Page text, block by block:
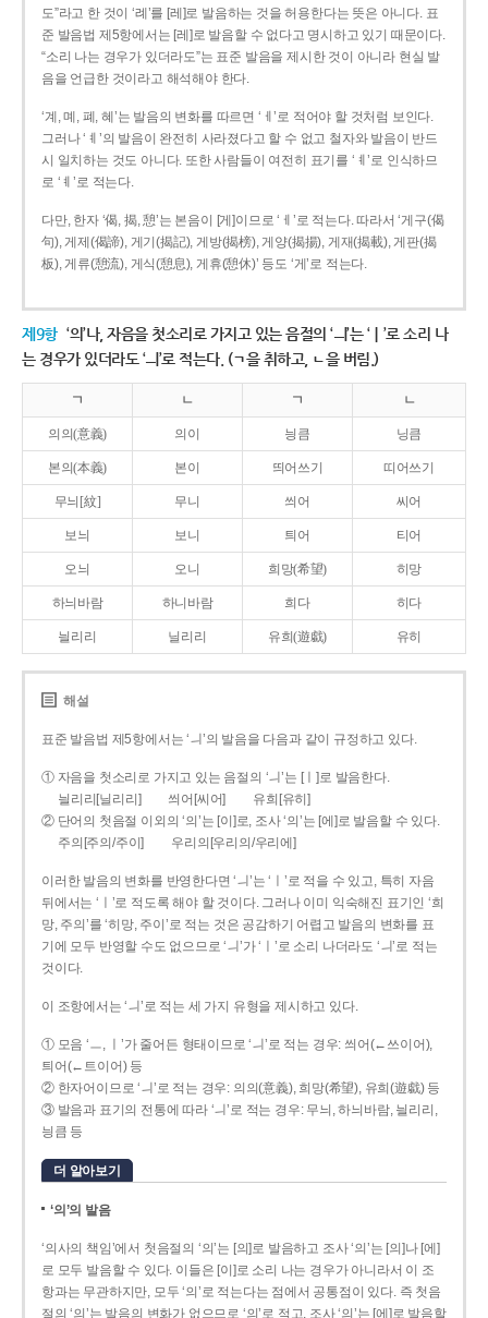
도”라고 한 것이 ‘례’를 [레]로 발음하는 것을 허용한다는 뜻은 아니다. 표
준 발음법 제5항에서는 [레]로 발음할 수 없다고 명시하고 있기 때문이다.
“소리 나는 경우가 있더라도”는 표준 발음을 제시한 것이 아니라 현실 발
음을 언급한 것이라고 해석해야 한다.
‘계, 몌, 폐, 혜’는 발음의 변화를 따르면 ‘ㅔ’로 적어야 할 것처럼 보인다.
그러나 ‘ㅖ’의 발음이 완전히 사라졌다고 할 수 없고 철자와 발음이 반드
시 일치하는 것도 아니다. 또한 사람들이 여전히 표기를 ‘ㅖ’로 인식하므
로 ‘ㅖ’로 적는다.
다만, 한자 ‘偈, 揭, 憩’는 본음이 [게]이므로 ‘ㅔ’로 적는다. 따라서 ‘게구(偈
句), 게제(偈諦), 게기(揭記), 게방(揭榜), 게양(揭揚), 게재(揭載), 게판(揭
板), 게류(憩流), 게식(憩息), 게휴(憩休)’ 등도 ‘게’로 적는다.
제9항 ‘의’나, 자음을 첫소리로 가지고 있는 음절의 ‘ㅢ’는 ‘ㅣ’로 소리 나
는 경우가 있더라도 ‘ㅢ’로 적는다. (ㄱ을 취하고, ㄴ을 버림.)
ㄱ ㄴ ㄱ ㄴ
의의(意義) 의이 닁큼 닝큼
본의(本義) 본이 띄어쓰기 띠어쓰기
무늬[紋] 무니 씌어 씨어
보늬 보니 틔어 티어
오늬 오니 희망(希望) 히망
하늬바람 하니바람 희다 히다
늴리리 닐리리 유희(遊戱) 유히
해설
표준 발음법 제5항에서는 ‘ㅢ’의 발음을 다음과 같이 규정하고 있다.
① 자음을 첫소리로 가지고 있는 음절의 ‘ㅢ’는 [ㅣ]로 발음한다.
늴리리[닐리리]
씌어[씨어]
유희[유히]
② 단어의 첫음절 이외의 ‘의’는 [이]로, 조사 ‘의’는 [에]로 발음할 수 있다.
주의[주의/주이]
우리의[우리의/우리에]
이러한 발음의 변화를 반영한다면 ‘ㅢ’는 ‘ㅣ’로 적을 수 있고, 특히 자음
뒤에서는 ‘ㅣ’로 적도록 해야 할 것이다. 그러나 이미 익숙해진 표기인 ‘희
망, 주의’를 ‘히망, 주이’로 적는 것은 공감하기 어렵고 발음의 변화를 표
기에 모두 반영할 수도 없으므로 ‘ㅢ’가 ‘ㅣ’로 소리 나더라도 ‘ㅢ’로 적는
것이다.
이 조항에서는 ‘ㅢ’로 적는 세 가지 유형을 제시하고 있다.
① 모음 ‘ㅡ, ㅣ’가 줄어든 형태이므로 ‘ㅢ’로 적는 경우: 씌어(←쓰이어),
틔어(←트이어) 등
② 한자어이므로 ‘ㅢ’로 적는 경우: 의의(意義), 희망(希望), 유희(遊戱) 등
③ 발음과 표기의 전통에 따라 ‘ㅢ’로 적는 경우: 무늬, 하늬바람, 늴리리,
닁큼 등
더 알아보기
‘의’의 발음
‘의사의 책임’에서 첫음절의 ‘의’는 [의]로 발음하고 조사 ‘의’는 [의]나 [에]
로 모두 발음할 수 있다. 이들은 [이]로 소리 나는 경우가 아니라서 이 조
항과는 무관하지만, 모두 ‘의’로 적는다는 점에서 공통점이 있다. 즉 첫음
절의 ‘의’는 발음의 변화가 없으므로 ‘의’로 적고, 조사 ‘의’는 [에]로 발음할